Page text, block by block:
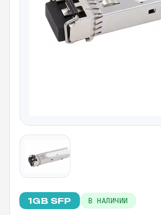
1GB SFP В НАЛИЧИИ